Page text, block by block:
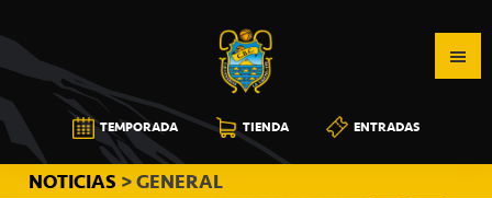
a
la
navegación
principal
al
contenido
principal
a
la
barra
lateral
principal
CB
CANARIAS
TEMPORADA TIENDA ENTRADAS
NOTICIAS > GENERAL